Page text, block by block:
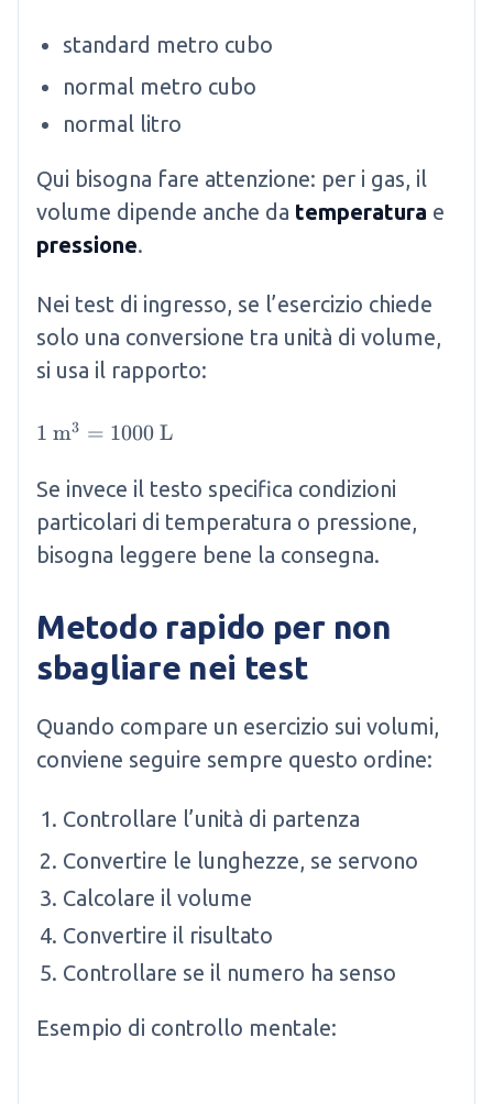
standard metro cubo
normal metro cubo
normal litro
Qui bisogna fare attenzione: per i gas, il
volume dipende anche da temperatura e
pressione.
Nei test di ingresso, se l’esercizio chiede
solo una conversione tra unità di volume,
si usa il rapporto:
1 \mathrm{~m}^3 = 1000 \mathrm{~L}
1 m3 = 1000 L
Se invece il testo specifica condizioni
particolari di temperatura o pressione,
bisogna leggere bene la consegna.
Metodo rapido per non
sbagliare nei test
Quando compare un esercizio sui volumi,
conviene seguire sempre questo ordine:
Controllare l’unità di partenza
Convertire le lunghezze, se servono
Calcolare il volume
Convertire il risultato
Controllare se il numero ha senso
Esempio di controllo mentale: